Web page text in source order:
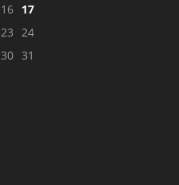
16 17
23
24
30 31